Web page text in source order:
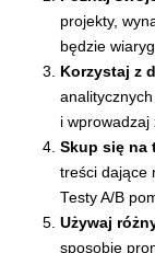
projekty,
będzie
Korzystaj z
i wprowadzaj
Skup się na
treści dające
Testy A/B
Używaj
sposobie